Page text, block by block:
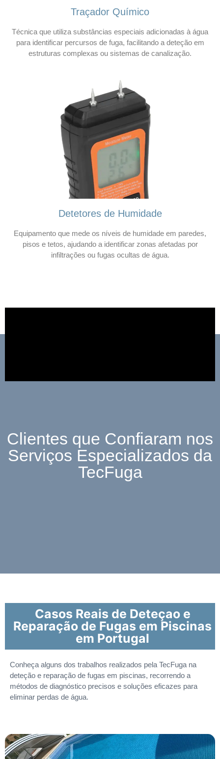
Traçador Químico
Técnica que utiliza substâncias especiais adicionadas à água
para identificar percursos de fuga, facilitando a deteção em
estruturas complexas ou sistemas de canalização.
Detetores de Humidade
Equipamento que mede os níveis de humidade em paredes,
pisos e tetos, ajudando a identificar zonas afetadas por
infiltrações ou fugas ocultas de água.
Clientes que Confiaram nos
Serviços Especializados da
TecFuga
Casos Reais de Deteçao e
Reparação de Fugas em Piscinas
em Portugal
Conheça alguns dos trabalhos realizados pela TecFuga na
deteção e reparação de fugas em piscinas, recorrendo a
métodos de diagnóstico precisos e soluções eficazes para
eliminar perdas de água.